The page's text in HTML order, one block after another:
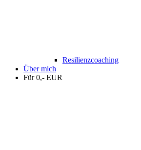
Resilienzcoaching
Über mich
Für 0,- EUR